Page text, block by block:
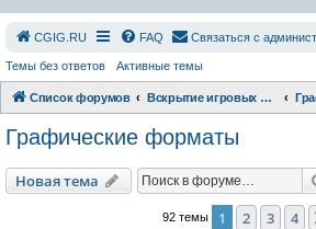
СGIG.RU FAQ Связаться с
Темы без ответов Активные темы
Список форумов Вскрытие игровых ресурсов
Графические форматы
Новая тема
92 темы 1 2 3 4